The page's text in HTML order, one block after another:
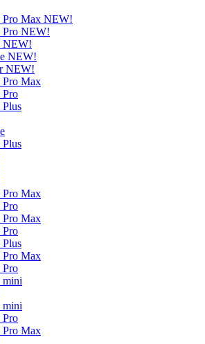
Pro Max NEW!
Pro NEW!
NEW!
NEW!
NEW!
Pro Max
Pro
Plus
Plus
Pro Max
Pro
Pro Max
Pro
Plus
Pro Max
Pro
mini
mini
Pro
Pro Max